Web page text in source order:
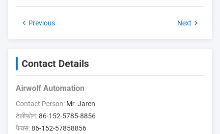
Previous Next
Contact Details
Airwolf Automation
Contact Person: Mr. Jaren
टेलीफोन:86-152-5785-8856
फैक्स:86-152-57858856